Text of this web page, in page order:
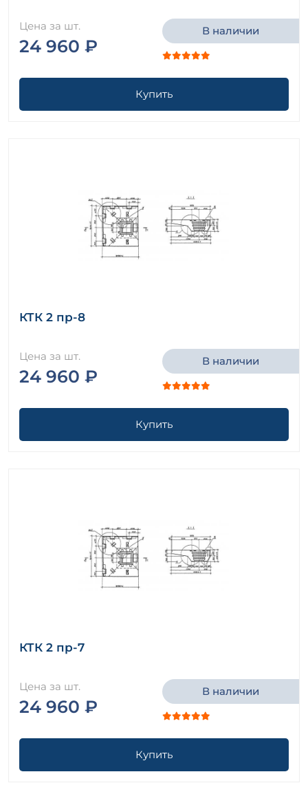
Цена за шт.
24 960 ₽
В наличии
Купить
КТК 2 пр-8
Цена за шт.
24 960 ₽
В наличии
Купить
КТК 2 пр-7
Цена за шт.
24 960 ₽
В наличии
Купить